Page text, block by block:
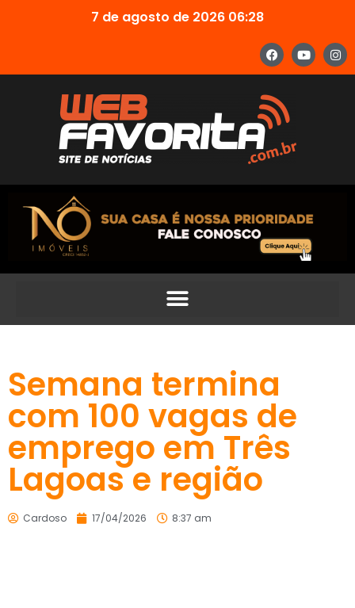
7 de agosto de 2026 06:28
Semana termina
com 100 vagas de
emprego em Três
Lagoas e região
Cardoso 17/04/2026 8:37 am